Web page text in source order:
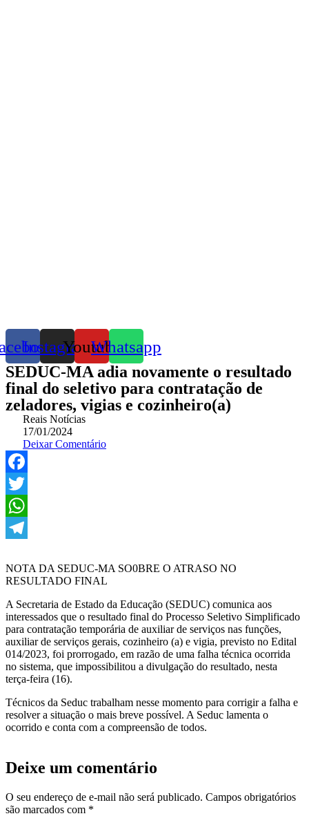
InstagramYoutubeWhatsapp
SEDUC-MA adia novamente o resultado
final do seletivo para contratação de
zeladores, vigias e cozinheiro(a)
Reais Notícias
17/01/2024
Deixar Comentário
Facebook
Twitter
WhatsApp
NOTA DA SEDUC-MA SO0BRE O ATRASO NO
RESULTADO FINAL
A Secretaria de Estado da Educação (SEDUC) comunica aos
interessados que o resultado final do Processo Seletivo Simplificado
para contratação temporária de auxiliar de serviços nas funções,
auxiliar de serviços gerais, cozinheiro (a) e vigia, previsto no Edital
014/2023, foi prorrogado, em razão de uma falha técnica ocorrida
no sistema, que impossibilitou a divulgação do resultado, nesta
terça-feira (16).
Técnicos da Seduc trabalham nesse momento para corrigir a falha e
resolver a situação o mais breve possível. A Seduc lamenta o
ocorrido e conta com a compreensão de todos.
Deixe um comentário
O seu endereço de e-mail não será publicado. Campos obrigatórios
são marcados com *